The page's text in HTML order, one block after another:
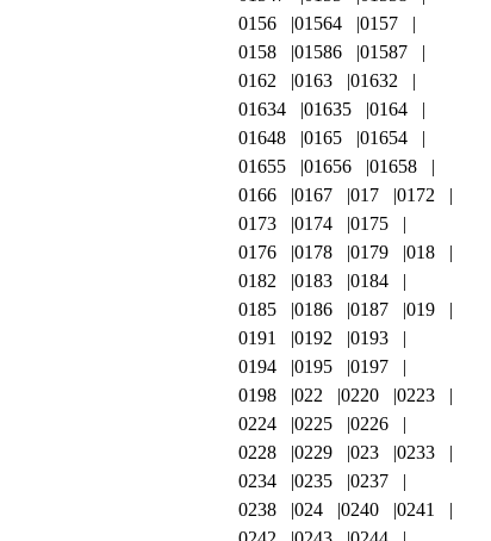
0156
01564
0157
0158
01586
01587
0162
0163
01632
01634
01635
0164
01648
0165
01654
01655
01656
01658
0166
0167 017
0172
0173
0174
0175
0176
0178 0179
018
0182
0183
0184
0185
0186 0187
019
0191
0192
0193
0194
0195
0197
0198
022 0220
0223
0224
0225
0226
0228
0229 023
0233
0234
0235
0237
0238
024 0240
0241